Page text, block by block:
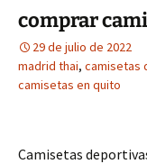
comprar
29 de julio de 2022
madrid thai, camisetas
camisetas en quito
Camisetas